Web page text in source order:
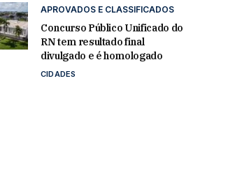
APROVADOS E CLASSIFICADOS
Concurso Público Unificado do
RN tem resultado final
divulgado e é homologado
CIDADES